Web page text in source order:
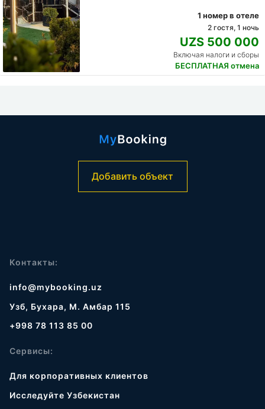
1 номер в отеле
2 гостя, 1 ночь
UZS 500 000
Включая налоги и сборы
БЕСПЛАТНАЯ отмена
Добавить объект
Контакты:
info@mybooking.uz
Узб, Бухара, М. Амбар 115
+998 78 113 85 00
Сервисы:
Для корпоративных клиентов
Исследуйте Узбекистан